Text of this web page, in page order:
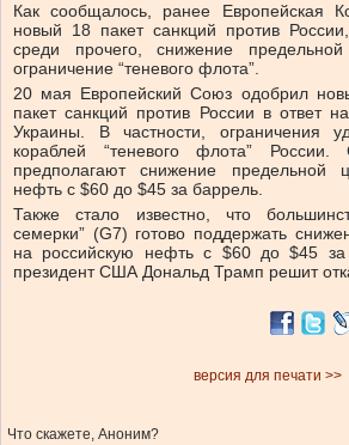
Как сообщалось, ранее Европейская
новый 18 пакет санкций против
среди прочего, снижение
ограничение “теневого флота”.
20 мая Европейский Союз одобрил
пакет санкций против России в ответ
Украины. В частности, ограничения
кораблей “теневого флота”
предполагают снижение предельной
нефть с $60 до $45 за баррель.
Также стало известно, что
семерки” (G7) готово поддержать
на российскую нефть с $60 до $45
президент США Дональд Трамп решит
версия для печати >>
Что скажете, Аноним?